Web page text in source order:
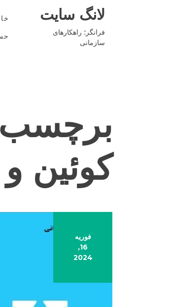
لانگ سایت
فرانگر؛ راهکارهای
سازمانی
كوئين
فوریه
16,
2024